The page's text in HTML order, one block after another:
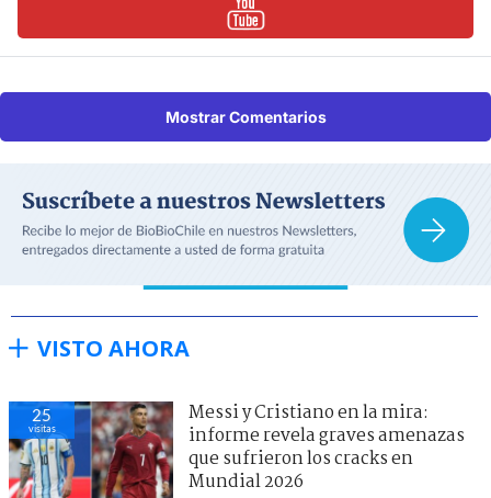
Mostrar Comentarios
VISTO AHORA
25
visitas
Messi y Cristiano en la mira:
informe revela graves amenazas
que sufrieron los cracks en
Mundial 2026